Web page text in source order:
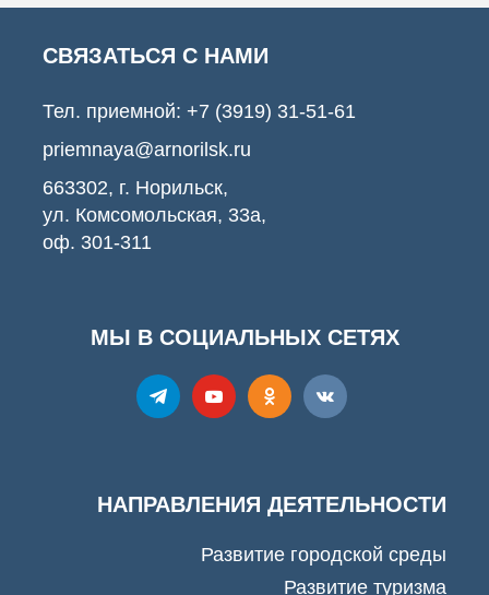
СВЯЗАТЬСЯ С НАМИ
Тел. приемной: +7 (3919) 31-51-61
priemnaya@arnorilsk.ru
663302, г. Норильск,
ул. Комсомольская, 33а,
оф. 301-311
МЫ В СОЦИАЛЬНЫХ СЕТЯХ
НАПРАВЛЕНИЯ ДЕЯТЕЛЬНОСТИ
Развитие городской среды
Развитие туризма